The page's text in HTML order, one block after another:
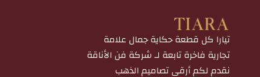
تيارا كل قطعة حكاية جمال علامة
تجارية فاخرة تابعة لـ شركة فن الأناقة
نقدم لكم أرقى تصاميم الذهب